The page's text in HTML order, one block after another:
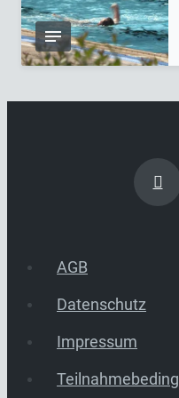
AGB
Datenschutz
Impressum